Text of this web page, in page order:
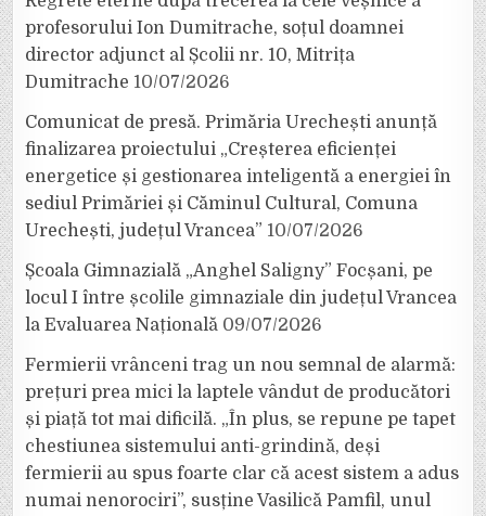
profesorului Ion Dumitrache, soțul doamnei
director adjunct al Școlii nr. 10, Mitrița
Dumitrache 10/07/2026
Comunicat de presă. Primăria Urechești anunță
finalizarea proiectului „Creșterea eficienței
energetice și gestionarea inteligentă a energiei în
sediul Primăriei și Căminul Cultural, Comuna
Urechești, județul Vrancea” 10/07/2026
Școala Gimnazială „Anghel Saligny” Focșani, pe
locul I între școlile gimnaziale din județul Vrancea
la Evaluarea Națională 09/07/2026
Fermierii vrânceni trag un nou semnal de alarmă:
prețuri prea mici la laptele vândut de producători
și piață tot mai dificilă. „În plus, se repune pe tapet
chestiunea sistemului anti-grindină, deși
fermierii au spus foarte clar că acest sistem a adus
numai nenorociri”, susține Vasilică Pamfil, unul